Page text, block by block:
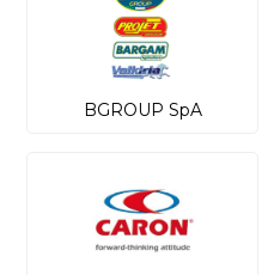
BGROUP SpA